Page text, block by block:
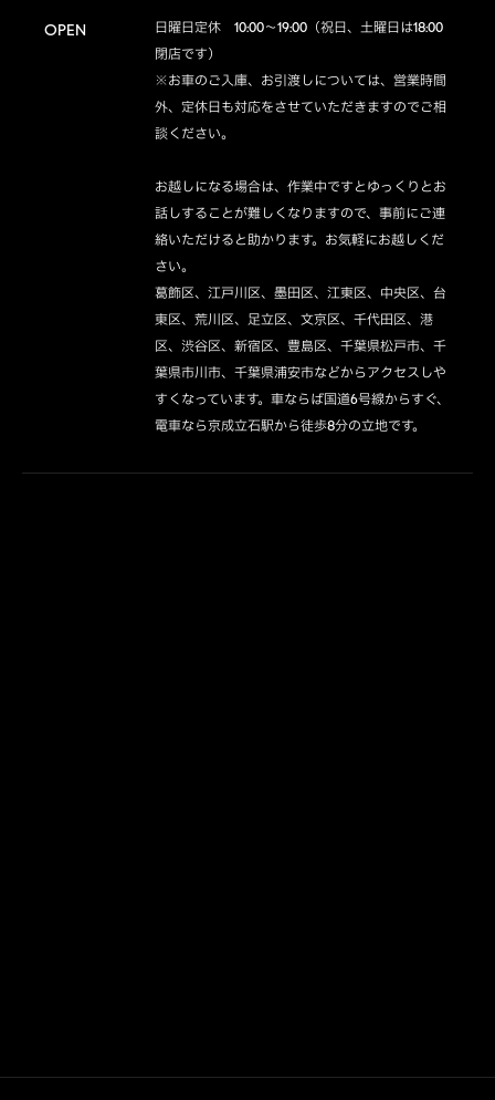
OPEN
日曜日定休　10:00～19:00（祝日、土曜日は18:00
閉店です）
※お車のご入庫、お引渡しについては、営業時間
外、定休日も対応をさせていただきますのでご相
談ください。
お越しになる場合は、作業中ですとゆっくりとお
話しすることが難しくなりますので、事前にご連
絡いただけると助かります。お気軽にお越しくだ
さい。
葛飾区、江戸川区、墨田区、江東区、中央区、台
東区、荒川区、足立区、文京区、千代田区、港
区、渋谷区、新宿区、豊島区、千葉県松戸市、千
葉県市川市、千葉県浦安市などからアクセスしや
すくなっています。車ならば国道6号線からすぐ、
電車なら京成立石駅から徒歩8分の立地です。